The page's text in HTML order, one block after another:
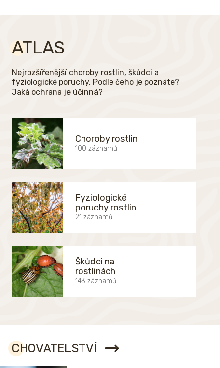
ATLAS
Nejrozšířenější choroby rostlin, škůdci a
fyziologické poruchy. Podle čeho je poznáte?
Jaká ochrana je účinná?
Choroby rostlin
100 záznamů
Fyziologické
poruchy rostlin
21 záznamů
Škůdci na
rostlinách
143 záznamů
CHOVATELSTVÍ